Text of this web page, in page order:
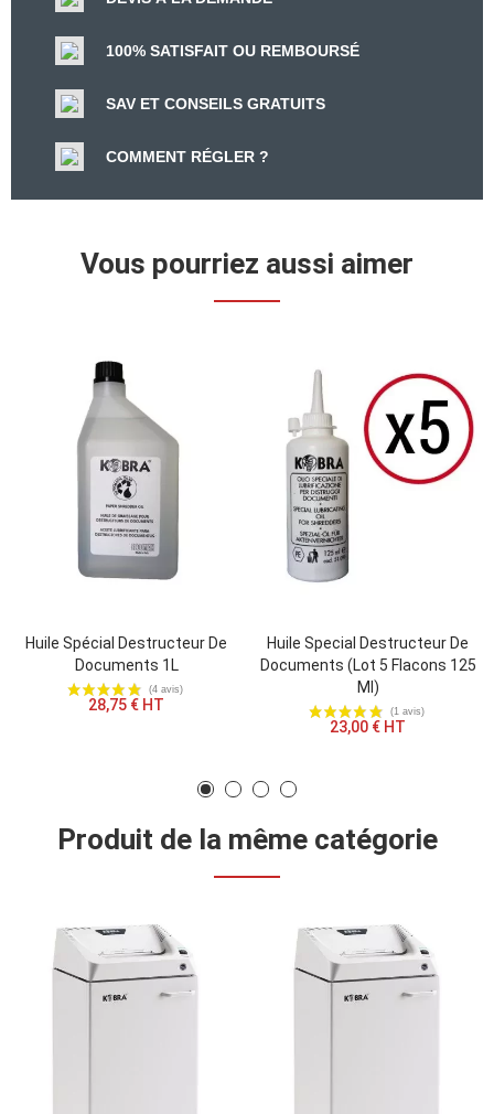
100% SATISFAIT OU REMBOURSÉ
SAV ET CONSEILS GRATUITS
COMMENT RÉGLER ?
Vous pourriez aussi aimer
Huile Spécial Destructeur De
Documents 1L
28,75 € HT
Huile Special Destructeur De
Documents (lot 5 Flacons 125
Ml)
23,00 € HT
Produit de la même catégorie